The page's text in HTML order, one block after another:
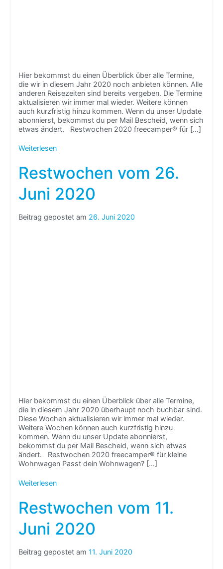
Hier bekommst du einen Überblick über alle Termine,
die wir in diesem Jahr 2020 noch anbieten können. Alle
anderen Reisezeiten sind bereits vergeben. Die Termine
aktualisieren wir immer mal wieder. Weitere können
auch kurzfristig hinzu kommen. Wenn du unser Update
abonnierst, bekommst du per Mail Bescheid, wenn sich
etwas ändert. Restwochen 2020 freecamper® für […]
Weiterlesen
Restwochen vom 26.
Juni 2020
Beitrag gepostet am 26. Juni 2020
Hier bekommst du einen Überblick über alle Termine,
die in diesem Jahr 2020 überhaupt noch buchbar sind.
Diese Wochen aktualisieren wir immer mal wieder.
Weitere Wochen können auch kurzfristig hinzu
kommen. Wenn du unser Update abonnierst,
bekommst du per Mail Bescheid, wenn sich etwas
ändert. Restwochen 2020 freecamper® für kleine
Wohnwagen Passt dein Wohnwagen? […]
Weiterlesen
Restwochen vom 11.
Juni 2020
Beitrag gepostet am11. Juni 2020